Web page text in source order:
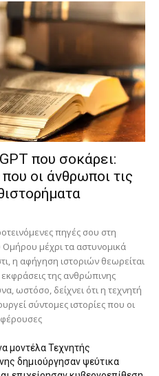
που σοκάρει:
οι άνθρωποι τις
πηγές σου στη
μέχρι τα αστυνομικά
η αφήγηση ιστοριών θεωρείται
εκφράσεις της ανθρώπινης
ωστόσο, δείχνει ότι η τεχνητή
σύντομες ιστορίες που οι
μοντέλα Τεχνητής
δημιούργησαν ψεύτικα